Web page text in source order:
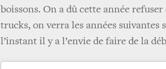
boissons. On a dû cette année
trucks, on verra les années
l’instant il y a l’envie de faire de la